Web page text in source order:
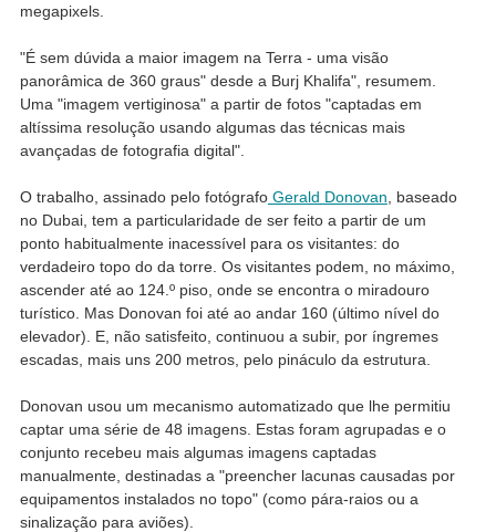
megapixels.
"É sem dúvida a maior imagem na Terra - uma visão
panorâmica de 360 ​​graus" desde a Burj Khalifa", resumem.
Uma "imagem vertiginosa" a partir de fotos "captadas em
altíssima resolução usando algumas das técnicas mais
avançadas de fotografia digital".
O trabalho, assinado pelo fotógrafoGerald Donovan , baseado
no Dubai, tem a particularidade de ser feito a partir de um
ponto habitualmente inacessível para os visitantes: do
verdadeiro topo do da torre. Os visitantes podem, no máximo,
ascender até ao 124.º piso, onde se encontra o miradouro
turístico. Mas Donovan foi até ao andar 160 (último nível do
elevador). E, não satisfeito, continuou a subir, por íngremes
escadas, mais uns 200 metros, pelo pináculo da estrutura.
Donovan usou um mecanismo automatizado que lhe permitiu
captar uma série de 48 imagens. Estas foram agrupadas e o
conjunto recebeu mais algumas imagens captadas
manualmente, destinadas a "preencher lacunas causadas por
equipamentos instalados no topo" (como pára-raios ou a
sinalização para aviões).